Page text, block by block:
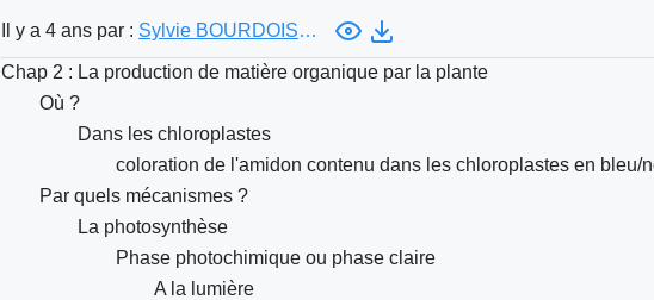
Il y a 4 ans par : Sylvie BOURDOISEAU
Chap 2 : La production de matière organique par la plante
Où ?
Dans les chloroplastes
coloration de l'amidon contenu dans les chloroplastes en bleu/
Par quels mécanismes ?
La photosynthèse
Phase photochimique ou phase claire
A la lumière